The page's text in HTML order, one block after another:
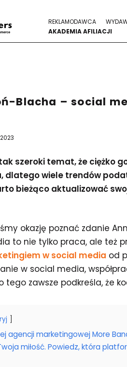
REKLAMODAWCA
AKADEMIA AFILIACJI
Blacha – social
szeroki temat, że ciężko
dlatego wiele trendów
bieżąco aktualizować
okazję poznać zdanie
to nie tylko praca, ale też
w social media od
w social media,
tego zawsze podkreśla, że
agencji marketingowej More
miłość. Powiedz, która